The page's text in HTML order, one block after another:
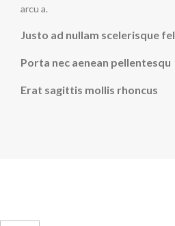
arcu a.
Justo ad nullam scelerisque fel
Porta nec aenean pellentesqu
Erat sagittis mollis rhoncus